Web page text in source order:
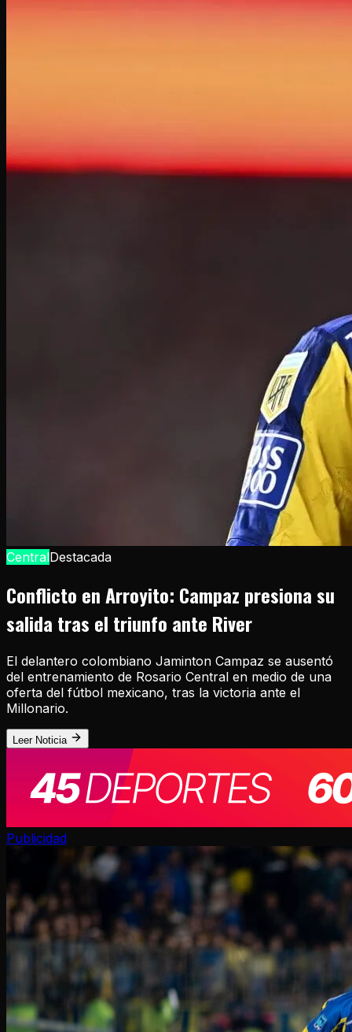
CentralDestacada
Conflicto en Arroyito: Campaz presiona su
salida tras el triunfo ante River
El delantero colombiano Jaminton Campaz se ausentó
del entrenamiento de Rosario Central en medio de una
oferta del fútbol mexicano, tras la victoria ante el
Millonario.
Leer Noticia
Publicidad